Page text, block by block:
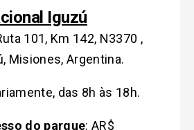
Iguzú
101, Km 142, N3370 ,
Misiones, Argentina.
das 8h às 18h.
do parque: AR$